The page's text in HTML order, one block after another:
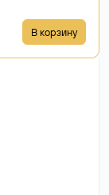
В корзину